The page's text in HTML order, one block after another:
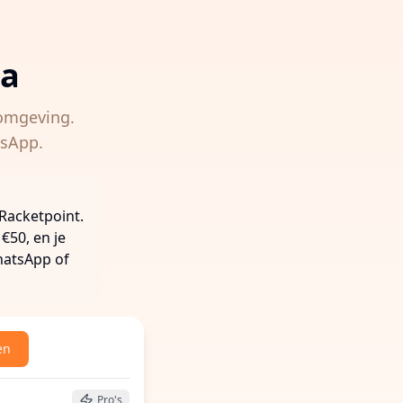
en je
of
buurt te vinden
Pro's